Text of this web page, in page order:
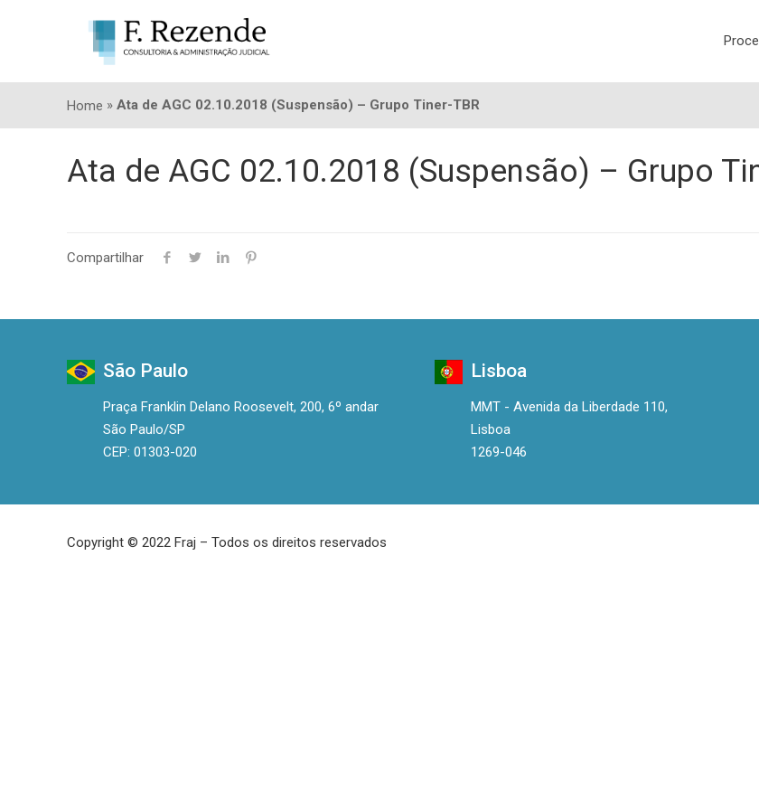
Home »Ata de AGC 02.10.2018 (Suspensão) – Grupo Tiner-TBR
Ata de AGC 02.10.2018 (Suspensão) – Grupo
Compartilhar
São Paulo
Praça Franklin Delano Roosevelt, 200, 6º andar
São Paulo/SP
CEP: 01303-020
Lisboa
MMT - Avenida da Liberdade 110,
Lisboa
1269-046
Copyright © 2022 Fraj – Todos os direitos reservados